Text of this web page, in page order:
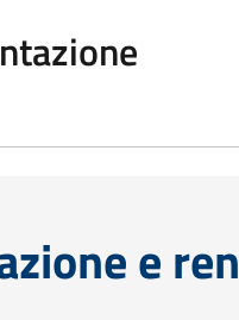
e